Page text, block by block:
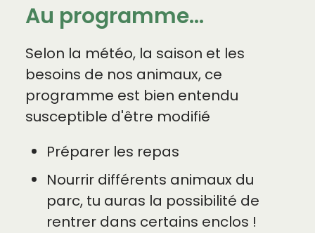
Au programme...
Selon la météo, la saison et les
besoins de nos animaux, ce
programme est bien entendu
susceptible d'être modifié
Préparer les repas
Nourrir différents animaux du
parc, tu auras la possibilité de
rentrer dans certains enclos !